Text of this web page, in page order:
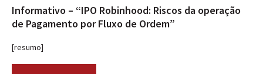
Informativo – “IPO Robinhood: Riscos da operação
de Pagamento por Fluxo de Ordem”
[resumo]